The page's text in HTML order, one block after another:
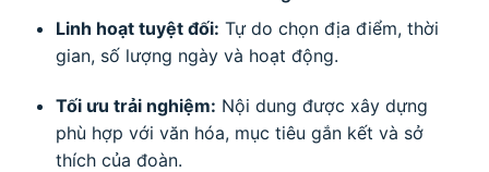
Linh hoạt tuyệt đối: Tự do chọn địa điểm, thời
gian, số lượng ngày và hoạt động.
Tối ưu trải nghiệm: Nội dung được xây dựng
phù hợp với văn hóa, mục tiêu gắn kết và sở
thích của đoàn.